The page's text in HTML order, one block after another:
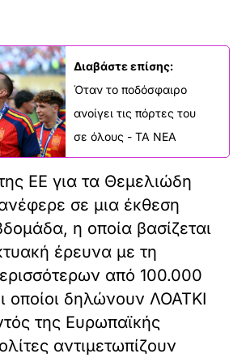
Οι
κατά
13%
Σαν σήμερα,
34 χρόνια
πριν, η
έπαψε να
είναι νόσημα